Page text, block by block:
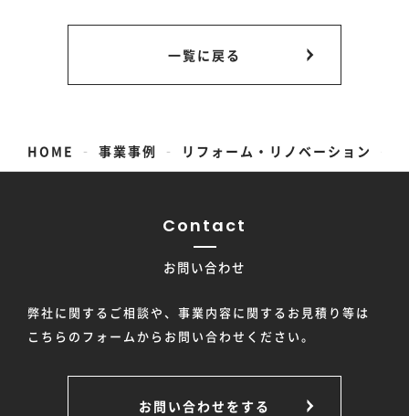
一覧に戻る
HOME - 事業事例 - リフォーム・リノベーション
Contact
お問い合わせ
弊社に関するご相談や、事業内容に関するお見積り等は
こちらのフォームからお問い合わせください。
お問い合わせをする